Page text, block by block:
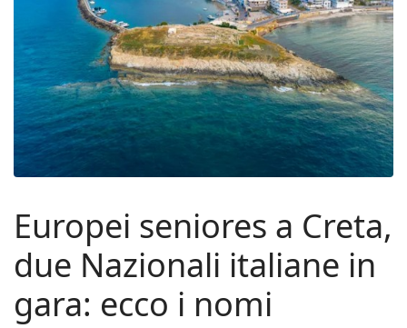
Europei seniores a Creta,
due Nazionali italiane in
gara: ecco i nomi